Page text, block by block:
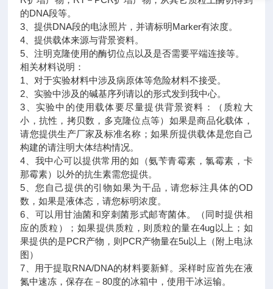
的DNA段等。
3、提供DNA段的电泳照片，并请标明Marker有浓度。
4、提供载体来源与背景资料。
5、注明克隆使用的酶切位点以及是否需要平端连接等。
相关材料说明：
1、对于实验材料中涉及病原体等危险材料不接受。
2、实验中涉及的碱基序列请以的形式发到我中心。
3、实验中的使用载体要尽量提供背景资料：（质粒大
小，抗性，拷贝数，多克隆位点等）如果是商品化载体，
请您提供生产厂家及标准名称；如果所提供载体是您自己
构建的请注明大体结构情况。
4、我中心可以提供常用的如（氨苄青霉素，氯霉素，卡
那霉素）以外的抗生素需您提供。
5、您自己提供的引物如果为干品，请您标注具体的OD
数，如果是液体态，请您标明浓度。
6、可以用甘油菌和穿刺菌形式邮寄菌体。（同时提供相
应的质粒）；如果提供质粒，则质粒的量在4ug以上；如
果提供的是PCR产物，则PCR产物量在5u以上（附上电泳
图）
7、用于提取RNA/DNA的材料要新鲜。采样时应首先在液
氮中速冻，保存在－80度的冰箱中，使用干冰运输。